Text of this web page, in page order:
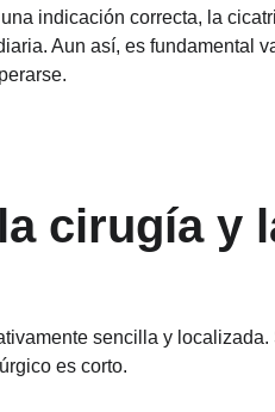
indicación correcta, la
Aun así, es fundamental
cirugía y
sencilla y
es corto.